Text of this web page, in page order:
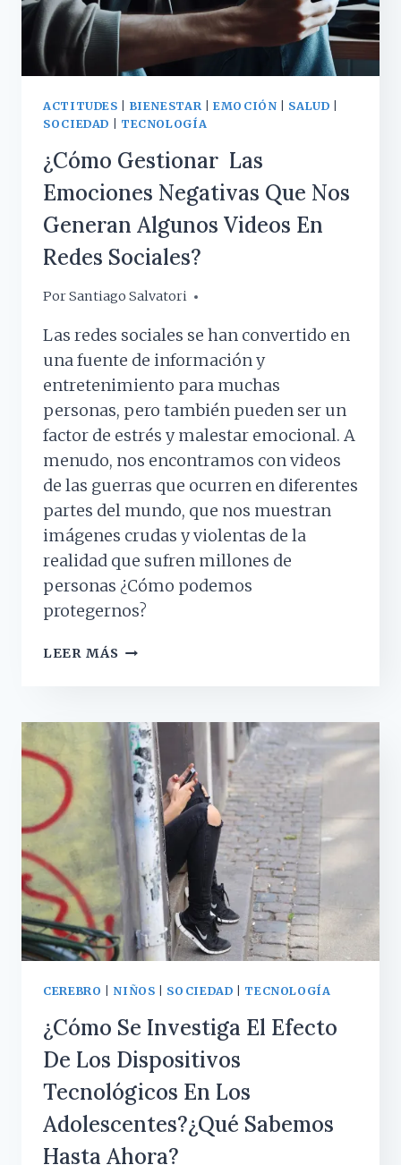
ACTITUDES BIENESTAR |EMOCIÓN SALUD
SOCIEDAD
TECNOLOGÍA
¿Cómo Gestionar Las
Emociones Negativas Que Nos
Generan Algunos Videos En
Redes Sociales?
PorSantiago Salvatori
8 noviembre, 2023
Las redes sociales se han convertido en
una fuente de información y
entretenimiento para muchas
personas, pero también pueden ser un
factor de estrés y malestar emocional. A
menudo, nos encontramos con videos
de las guerras que ocurren en diferentes
partes del mundo, que nos muestran
imágenes crudas y violentas de la
realidad que sufren millones de
personas ¿Cómo podemos
protegernos?
LEER MÁS ¿CÓMO
NEGATIVAS
QUE
NOS
GENERAN
ALGUNOS
VIDEOS
REDES
SOCIALES?
CEREBRO NIÑOS SOCIEDAD TECNOLOGÍA
¿Cómo Se Investiga El Efecto
De Los Dispositivos
Tecnológicos En Los
Adolescentes?¿Qué Sabemos
Hasta Ahora?